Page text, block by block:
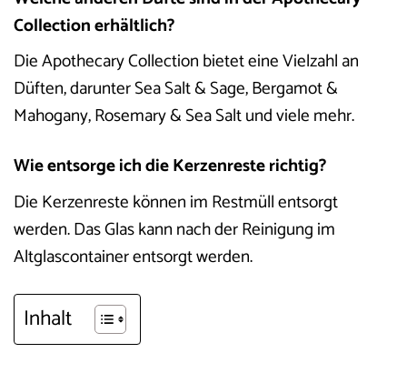
Collection erhältlich?
Die Apothecary Collection bietet eine Vielzahl an
Düften, darunter Sea Salt & Sage, Bergamot &
Mahogany, Rosemary & Sea Salt und viele mehr.
Wie entsorge ich die Kerzenreste richtig?
Die Kerzenreste können im Restmüll entsorgt
werden. Das Glas kann nach der Reinigung im
Altglascontainer entsorgt werden.
Inhalt